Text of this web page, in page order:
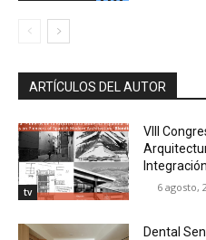
ARTÍCULOS DEL AUTOR
tv
VIII
6 agosto,
Dental